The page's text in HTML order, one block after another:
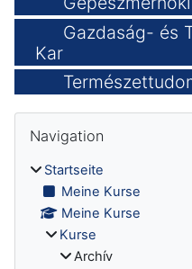
Gazdaság- és
Kar
Blöcke
Navigation
Startseite
Meine Kurse
Meine Kurse
Kurse
Archív